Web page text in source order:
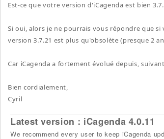
Est-ce que votre version d'iCagenda est bien
Si oui, alors je ne pourrais vous répondre que
version 3.7.21 est plus qu'obsolète (presque 2
Car iCagenda a fortement évolué depuis,
Bien cordialement,
Cyril
Latest version : iCagenda 4.0.11
We recommend every user to keep iCagenda